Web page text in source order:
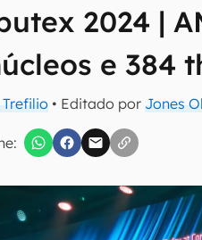
2024 |
e 384
• Editado por Jones
a newsletter do Canaltech
Confirmo que li, aceito e concordo com